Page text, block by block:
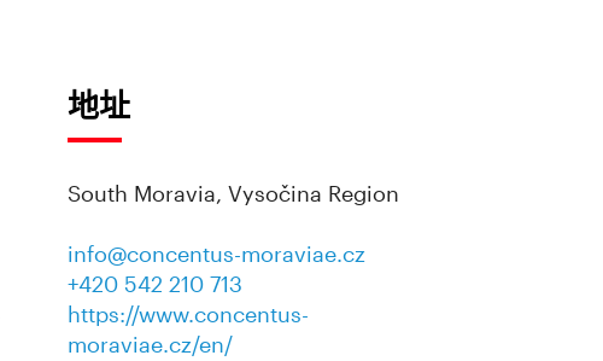
地址
South Moravia, Vysočina Region
info@concentus-moraviae.cz
+420 542 210 713
https://www.concentus-
moraviae.cz/en/